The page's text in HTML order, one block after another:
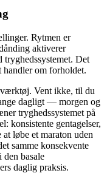
Rytmen er
aktiverer
tryghedssystemet. Det
om forholdet.
Vent ikke, til du
dagligt — morgen og
tryghedssystemet på
konsistente gentagelser,
løbe et maraton uden
samme konsekvente
basale
daglig praksis.